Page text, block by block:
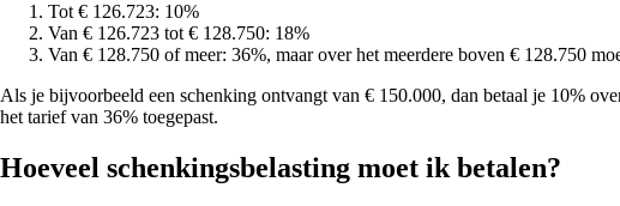
Tot € 126.723: 10%
Van € 126.723 tot € 128.750: 18%
Van € 128.750 of meer: 36%, maar over het meerdere boven € 128.750
Als je bijvoorbeeld een schenking ontvangt van € 150.000, dan betaal je 10%
het tarief van 36% toegepast.
Hoeveel schenkingsbelasting moet ik betalen?